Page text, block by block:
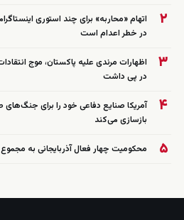
۲
در خطر اعدام است
۳
اظهارات مرندی علیه پاکستان، موج
در پی داشت
۴
آمریکا صنایع دفاعی خود را برای
بازسازی می‌کند
۵ محکومیت چهار فعال آذربایجانی به مجموع ۴۰ سال حبس تعزیری